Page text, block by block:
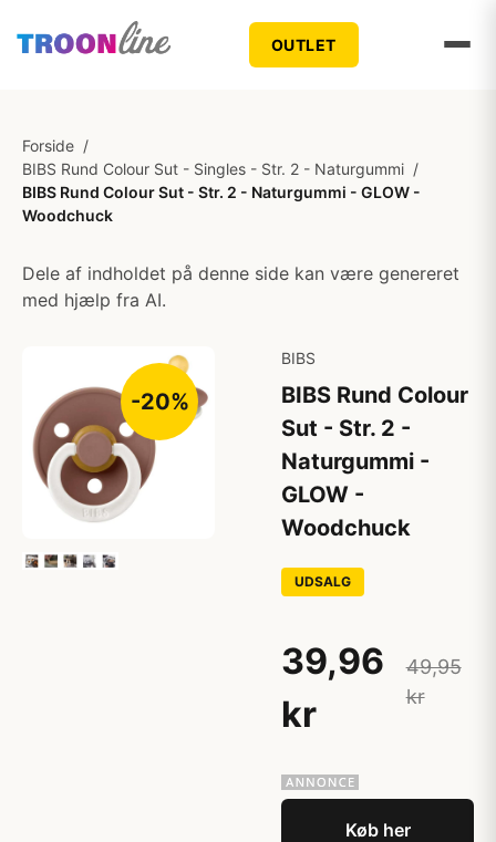
OUTLET
Forside /
BIBS Rund Colour Sut - Singles - Str. 2 - Naturgummi /
BIBS Rund Colour Sut - Str. 2 - Naturgummi - GLOW -
Woodchuck
Dele af indholdet på denne side kan være genereret
med hjælp fra AI.
-20%
BIBS
BIBS Rund Colour
Sut - Str. 2 -
Naturgummi -
GLOW -
Woodchuck
UDSALG
39,96
kr
49,95
kr
Køb her